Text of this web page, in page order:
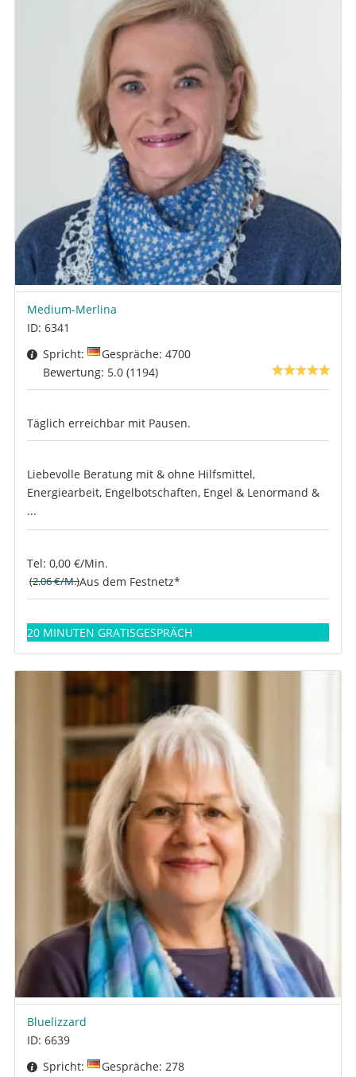
Medium-Merlina
ID: 6341
Spricht:
Gespräche: 4700
Bewertung: 5.0 (1194)
Täglich erreichbar mit Pausen.
Liebevolle Beratung mit & ohne Hilfsmittel,
Energiearbeit, Engelbotschaften, Engel & Lenormand &
...
Tel: 0,00 €/Min.
(2.06 €/M.)Aus dem Festnetz*
20 MINUTEN GRATISGESPRÄCH
Bluelizzard
ID: 6639
Spricht:
Gespräche: 278